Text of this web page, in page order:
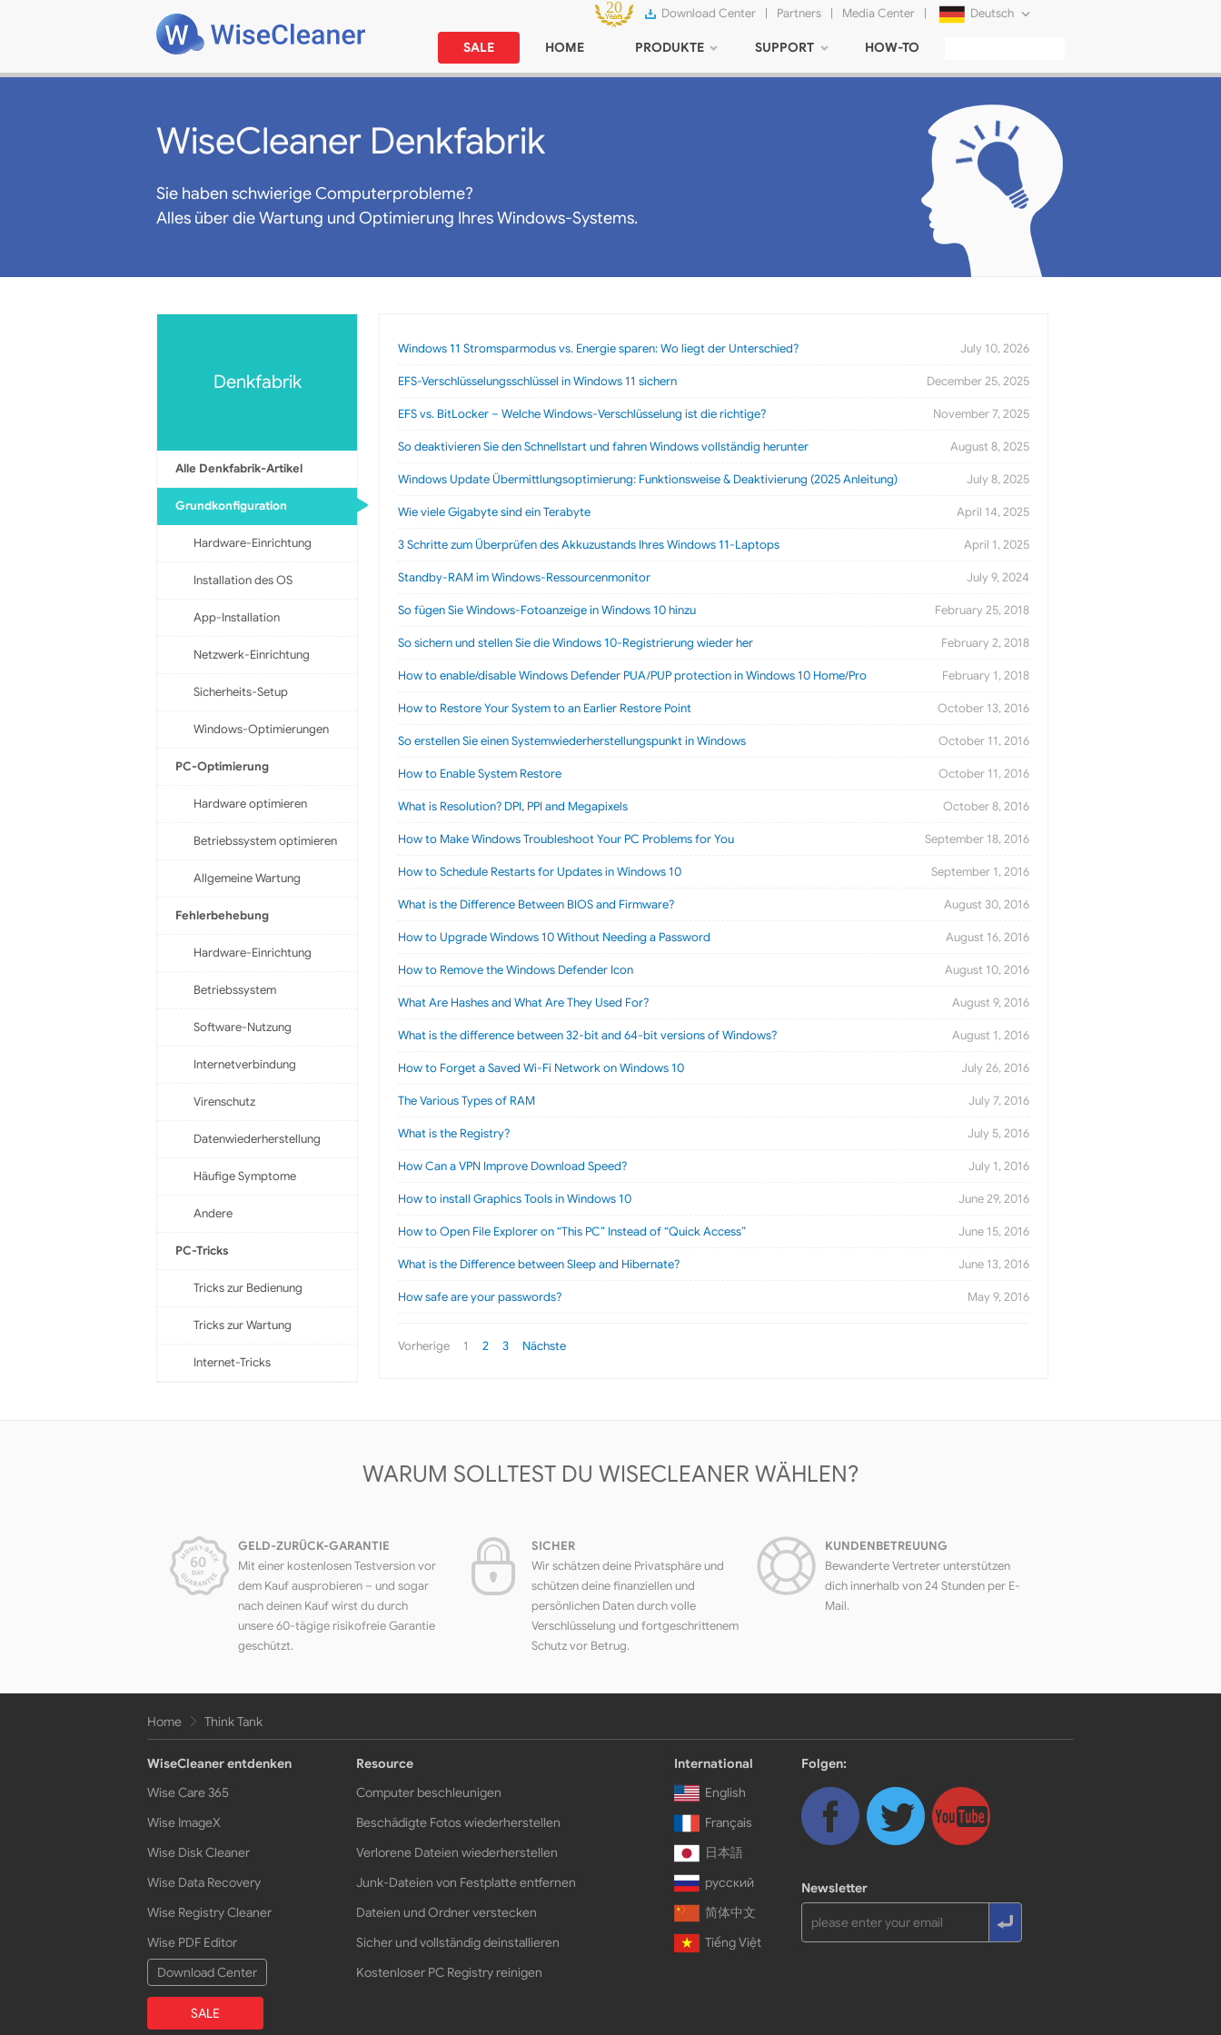
Download Center | Partners | Media Center | Deutsch
日本語
Русский
Tiếng Việt
SALE HOME PRODUKTE SUPPORT HOW-TO
WiseCleaner Denkfabrik
Sie haben schwierige Computerprobleme?
Alles über die Wartung und Optimierung Ihres Windows-Systems.
Denkfabrik
Alle Denkfabrik-Artikel
Grundkonfiguration
Hardware-Einrichtung
Installation des OS
App-Installation
Netzwerk-Einrichtung
Sicherheits-Setup
Windows-Optimierungen
PC-Optimierung
Hardware optimieren
Betriebssystem optimieren
Allgemeine Wartung
Fehlerbehebung
Hardware-Einrichtung
Betriebssystem
Software-Nutzung
Internetverbindung
Virenschutz
Datenwiederherstellung
Häufige Symptome
Andere
PC-Tricks
Tricks zur Bedienung
Tricks zur Wartung
Internet-Tricks
Windows 11 Stromsparmodus vs. Energie sparen: Wo liegt der Unterschied? July 10, 2026
EFS-Verschlüsselungsschlüssel in Windows 11 sichern December 25, 2025
EFS vs. BitLocker – Welche Windows‑Verschlüsselung ist die richtige? November 7, 2025
So deaktivieren Sie den Schnellstart und fahren Windows vollständig herunter August 8, 2025
Windows Update Übermittlungsoptimierung: Funktionsweise & Deaktivierung (2025 Anleitung) July 8, 2025
Wie viele Gigabyte sind ein Terabyte April 14, 2025
3 Schritte zum Überprüfen des Akkuzustands Ihres Windows 11-Laptops April 1, 2025
Standby-RAM im Windows-Ressourcenmonitor July 9, 2024
So fügen Sie Windows-Fotoanzeige in Windows 10 hinzu February 25, 2018
So sichern und stellen Sie die Windows 10-Registrierung wieder her February 2, 2018
How to enable/disable Windows Defender PUA/PUP protection in Windows 10 Home/Pro February 1, 2018
How to Restore Your System to an Earlier Restore Point October 13, 2016
So erstellen Sie einen Systemwiederherstellungspunkt in Windows October 11, 2016
How to Enable System Restore October 11, 2016
What is Resolution? DPI, PPI and Megapixels October 8, 2016
How to Make Windows Troubleshoot Your PC Problems for You September 18, 2016
How to Schedule Restarts for Updates in Windows 10 September 1, 2016
What is the Difference Between BIOS and Firmware? August 30, 2016
How to Upgrade Windows 10 Without Needing a Password August 16, 2016
How to Remove the Windows Defender Icon August 10, 2016
What Are Hashes and What Are They Used For? August 9, 2016
What is the difference between 32-bit and 64-bit versions of Windows? August 1, 2016
How to Forget a Saved Wi-Fi Network on Windows 10 July 26, 2016
The Various Types of RAM July 7, 2016
What is the Registry? July 5, 2016
How Can a VPN Improve Download Speed? July 1, 2016
How to install Graphics Tools in Windows 10 June 29, 2016
How to Open File Explorer on “This PC” Instead of “Quick Access” June 15, 2016
What is the Difference between Sleep and Hibernate? June 13, 2016
How safe are your passwords? May 9, 2016
Vorherige 1 2 3 Nächste
WARUM SOLLTEST DU WISECLEANER WÄHLEN?
GELD-ZURÜCK-GARANTIE
Mit einer kostenlosen Testversion vor
dem Kauf ausprobieren – und sogar
nach deinen Kauf wirst du durch
unsere 60-tägige risikofreie Garantie
geschützt.
SICHER
Wir schätzen deine Privatsphäre und
schützen deine finanziellen und
persönlichen Daten durch volle
Verschlüsselung und fortgeschrittenem
Schutz vor Betrug.
KUNDENBETREUUNG
Bewanderte Vertreter unterstützen
dich innerhalb von 24 Stunden per E-
Mail.
Home Think Tank
WiseCleaner entdenken
Wise Care 365
Wise ImageX
Wise Disk Cleaner
Wise Data Recovery
Wise Registry Cleaner
Wise PDF Editor
Download Center
SALE
Resource
Computer beschleunigen
Beschädigte Fotos wiederherstellen
Verlorene Dateien wiederherstellen
Junk-Dateien von Festplatte entfernen
Dateien und Ordner verstecken
Sicher und vollständig deinstallieren
Kostenloser PC Registry reinigen
International
English
Français
日本語
русский
简体中文
Tiếng Việt
Folgen:
Newsletter